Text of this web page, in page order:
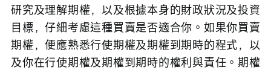
研究及理解期權，以及根據本身的財政狀況及投資
目標，仔細考慮這種買賣是否適合你。如果你買賣
期權，便應熟悉行使期權及期權到期時的程式，以
及你在行使期權及期權到期時的權利與責任。期權